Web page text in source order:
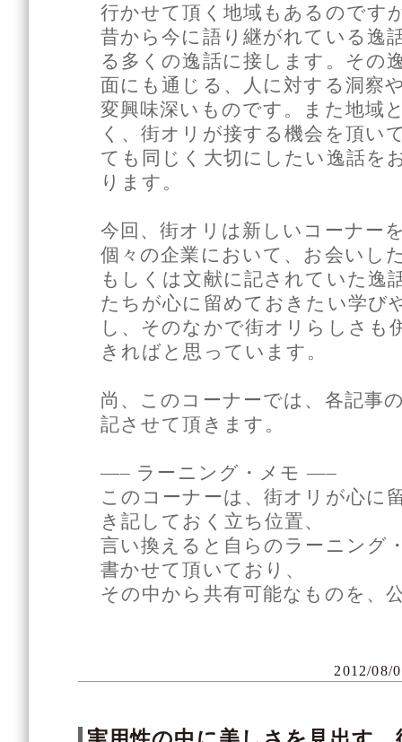
行かせて頂く地域もあるのです
昔から今に語り継がれている逸
る多くの逸話に接します。その
面にも通じる、人に対する洞察
変興味深いものです。また地域
く、街オリが接する機会を頂い
ても同じく大切にしたい逸話を
ります。
今回、街オリは新しいコーナー
個々の企業において、お会いし
もしくは文献に記されていた逸
たちが心に留めておきたい学び
し、そのなかで街オリらしさも
きればと思っています。
尚、このコーナーでは、各記事
記させて頂きます。
—– ラーニング・メモ —–
このコーナーは、街オリが心に
き記しておく立ち位置、
言い換えると自らのラーニング
書かせて頂いており、
その中から共有可能なものを、
2012/08/